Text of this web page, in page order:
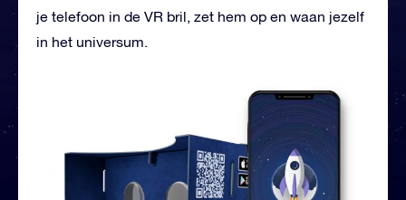
je telefoon in de VR bril, zet hem op en waan jezelf
in het universum.